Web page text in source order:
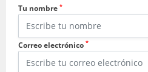
Tu nombre *
Correo electrónico *